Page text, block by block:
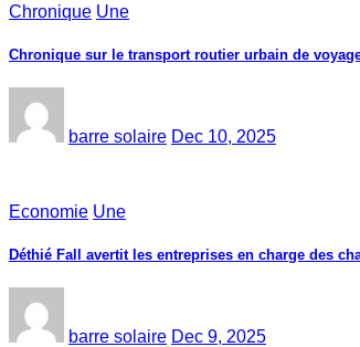
Chronique Une
Chronique sur le transport routier urbain de
barre solaire Dec 10, 2025
Economie Une
Déthié Fall avertit les entreprises en charge des
barre solaire Dec 9, 2025